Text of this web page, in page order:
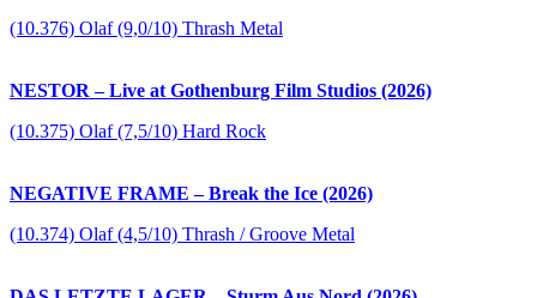
(10.376) Olaf (9,0/10) Thrash Metal
NESTOR – Live at Gothenburg Film Studios (2026)
(10.375) Olaf (7,5/10) Hard Rock
NEGATIVE FRAME – Break the Ice (2026)
(10.374) Olaf (4,5/10) Thrash / Groove Metal